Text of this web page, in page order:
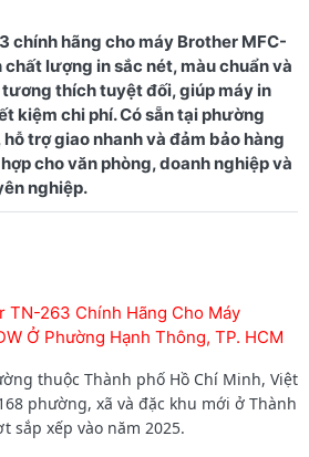
chính hãng cho máy Brother MFC-
lượng in sắc nét, màu chuẩn và
tương thích tuyệt đối, giúp máy in
kiệm chi phí. Có sẵn tại phường
hỗ trợ giao nhanh và đảm bảo hàng
cho văn phòng, doanh nghiệp và
TN-263 Chính Hãng Cho Máy
Ở Phường Hạnh Thông, TP. HCM
thuộc Thành phố Hồ Chí Minh, Việt
phường, xã và đặc khu mới ở Thành
sắp xếp vào năm 2025.